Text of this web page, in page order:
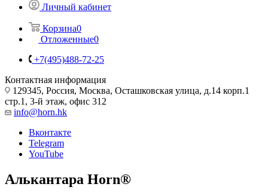
Личный кабинет
Корзина0
Отложенные0
+7(495)488-72-25
Контактная информация
129345, Россия, Москва, Осташковская улица, д.14 корп.1
стр.1, 3-й этаж, офис 312
info@horn.hk
Вконтакте
Telegram
YouTube
Алькантара Horn®